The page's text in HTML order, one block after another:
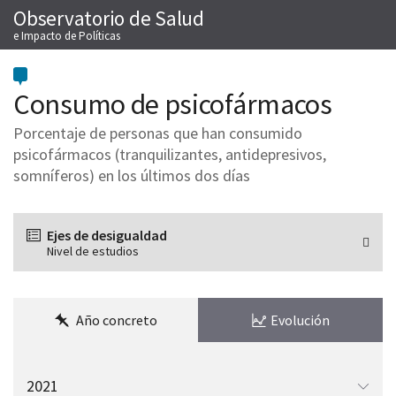
Saltar
al
contenido
Observatorio de Salud
e Impacto de Políticas
Consumo de psicofármacos
Porcentaje de personas que han consumido
psicofármacos (tranquilizantes, antidepresivos,
somníferos) en los últimos dos días
Ejes de desigualdad
Nivel de estudios
Año concreto Evolución
el